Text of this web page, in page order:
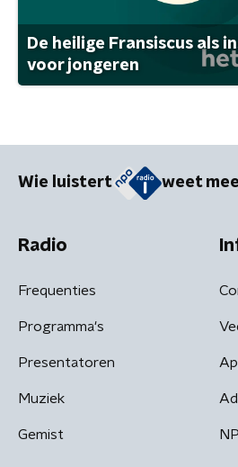
De heilige Fransiscus als
voor jongeren
Wie luistert weet
Radio
Frequenties
Programma's
Presentatoren
Muziek
Gemist